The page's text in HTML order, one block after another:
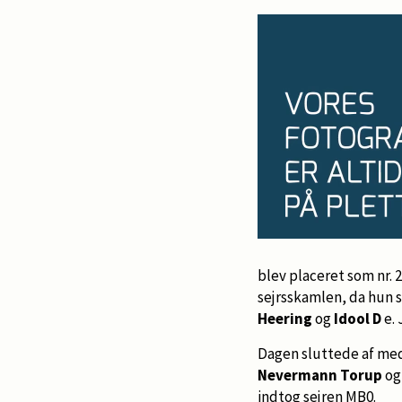
blev placeret som nr.
sejrsskamlen, da hun
HeeringogIdool De.
Dagen sluttede af
Nevermann Torup
indtog sejren MB0.